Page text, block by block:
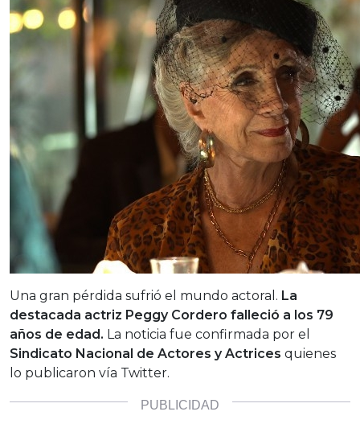
Una gran pérdida sufrió el mundo actoral. La
destacada actriz Peggy Cordero falleció a los 79
años de edad. La noticia fue confirmada por el
Sindicato Nacional de Actores y Actrices quienes
lo publicaron vía Twitter.